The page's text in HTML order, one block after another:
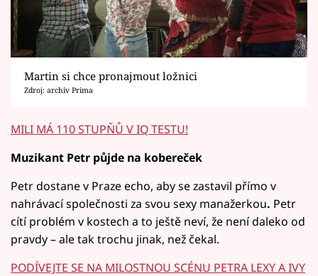
Martin si chce pronajmout ložnici
Zdroj: archiv Prima
MILI MÁ 110 STUPŇŮ V IQ TESTU!
Muzikant Petr půjde na kobereček
Petr dostane v Praze echo, aby se zastavil přímo v
nahrávací společnosti za svou sexy manažerkou. Petr
cítí problém v kostech a to ještě neví, že není daleko od
pravdy – ale tak trochu jinak, než čekal.
PODÍVEJTE SE NA MILOSTNOU SCÉNU PETRA LEXY A IVY